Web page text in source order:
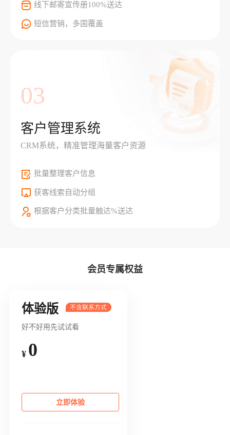
线下邮寄宣传册100%送达
短信营销，多国覆盖
03
客户管理系统
CRM系统，精准管理海量客户资源
批量整理客户信息
获客线索自动分组
根据客户分类批量触达%送达
会员专属权益
体验版
好不好用先试试看
¥ 0
立即体验